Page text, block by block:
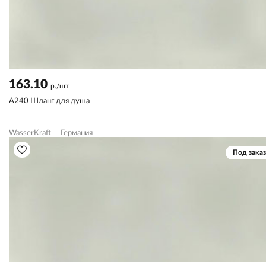
163.10 р./шт
A240 Шланг для душа
WasserKraft Германия
Под заказ